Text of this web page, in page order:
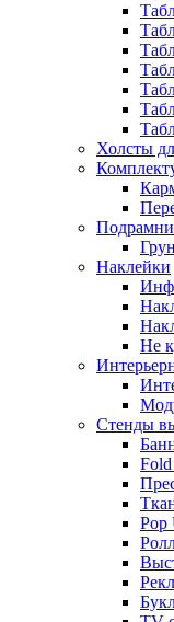
Холсты
Наклейки
Не
Стенды
Pop